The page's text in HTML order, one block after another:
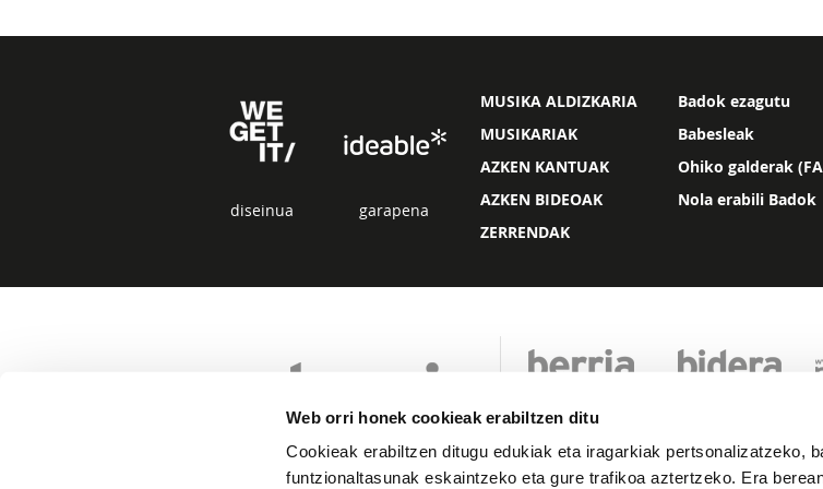
Web orri honek cookieak erabiltzen ditu
Cookieak erabiltzen ditugu edukiak eta iragarkiak pertsonalizatzeko,
funtzionaltasunak eskaintzeko eta gure trafikoa aztertzeko. Era
diseinua garapena
MUSIKA ALDIZKARIA
MUSIKARIAK
AZKEN KANTUAK
AZKEN BIDEOAK
ZERRENDAK
Badok ezagutu
Babesleak
Ohiko galderak
Nola erabili Badok